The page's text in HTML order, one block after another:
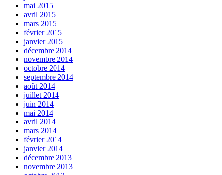
mai 2015
avril 2015
mars 2015
février 2015
janvier 2015
décembre 2014
novembre 2014
octobre 2014
septembre 2014
août 2014
juillet 2014
juin 2014
mai 2014
avril 2014
mars 2014
février 2014
janvier 2014
décembre 2013
novembre 2013